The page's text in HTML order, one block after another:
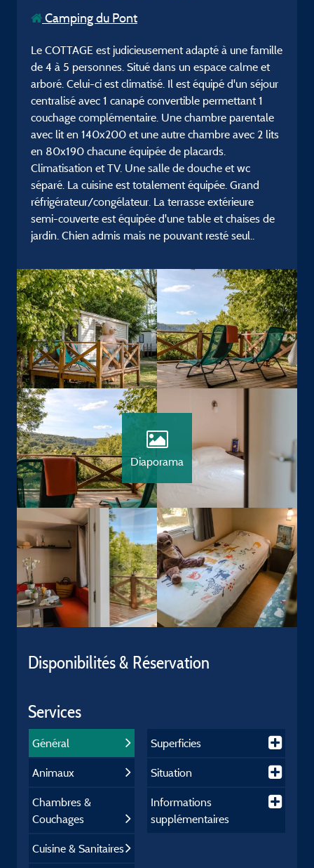
Camping du Pont
Le COTTAGE est judicieusement adapté à une famille
de 4 à 5 personnes. Situé dans un espace calme et
arboré. Celui-ci est climatisé. Il est équipé d'un séjour
centralisé avec 1 canapé convertible permettant 1
couchage complémentaire. Une chambre parentale
avec lit en 140x200 et une autre chambre avec 2 lits
en 80x190 chacune équipée de placards.
Climatisation et TV. Une salle de douche et wc
séparé. La cuisine est totalement équipée. Grand
réfrigérateur/congélateur. La terrasse extérieure
semi-couverte est équipée d'une table et chaises de
jardin. Chien admis mais ne pouvant resté seul..
Diaporama
Disponibilités & Réservation
Services
Général
Animaux
Chambres &
Couchages
Cuisine & Sanitaires
Superficies
Situation
Informations
supplémentaires